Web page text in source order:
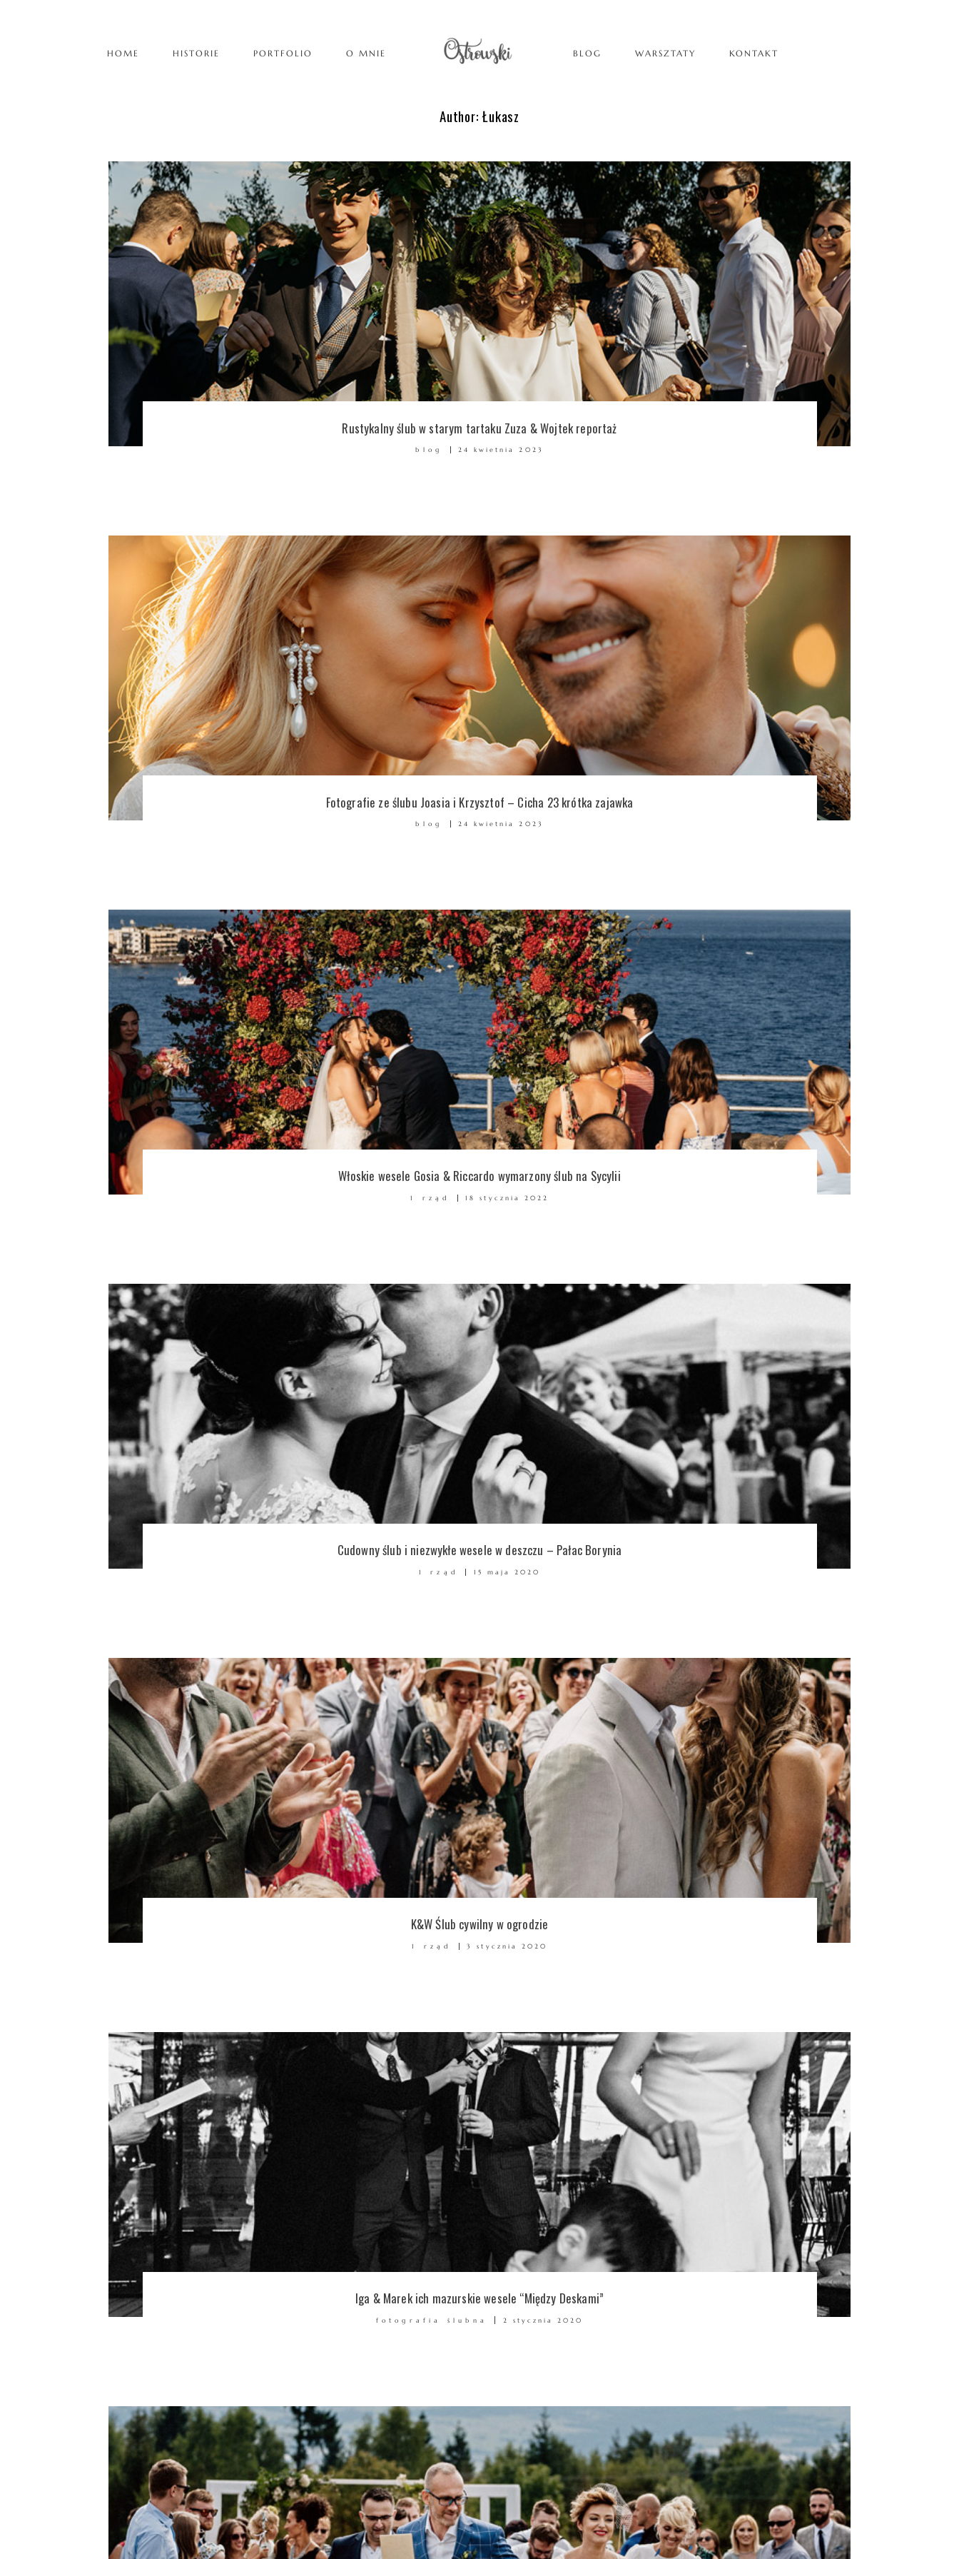
HOME HISTORIE PORTFOLIO O MNIE BLOG WARSZTATY KONTAKT
Author: Łukasz
Rustykalny ślub w starym tartaku Zuza & Wojtek reportaż
blog 24 kwietnia 2023
Fotografie ze ślubu Joasia i Krzysztof – Cicha 23 krótka zajawka
blog 24 kwietnia 2023
Włoskie wesele Gosia & Riccardo wymarzony ślub na Sycylii
1 rząd 18 stycznia 2022
Cudowny ślub i niezwykłe wesele w deszczu – Pałac Borynia
1 rząd 15 maja 2020
K&W Ślub cywilny w ogrodzie
1 rząd 3 stycznia 2020
Iga & Marek ich mazurskie wesele “Między Deskami”
fotografia ślubna 2 stycznia 2020